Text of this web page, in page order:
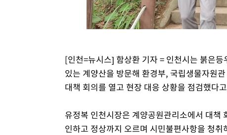
낮 최고 35도 '무더위'…동해안 시간당 30㎜ '강한 비'[내일날
[속보]이강인 "감독님이 원하는 마음 느꼈고, 많은 트로피 원해
수도권 40도 육박 '펄펄'…동해안 일부 지역엔 호의주의보
강릉에 시간당 81.4㎜ 물폭탄…도로 잠기고 담벼락 붕괴
백운산서 80년근 천종산삼 9뿌리 발견…감정가 1.3억원
선재도서 해루질 나섰다 실종 60대, 닷새 만에 숨진 채 발견
여수 오동도 해상서 모터보트 전복…1명 사망·1명 실종
극한폭염 한풀 꺾이지만…'낮 최고 35도' 무더위, 열대야 계속[
[인천=뉴시스] 함상환 기자 = 인천시는 붉은
있는 계양산을 방문해 환경부, 국립생물자원
대책 회의를 열고 현장 대응 상황을 점검했다
유정복 인천시장은 계양공원관리소에서 대책
인하고 정상까지 오르며 시민불편사항을 청취